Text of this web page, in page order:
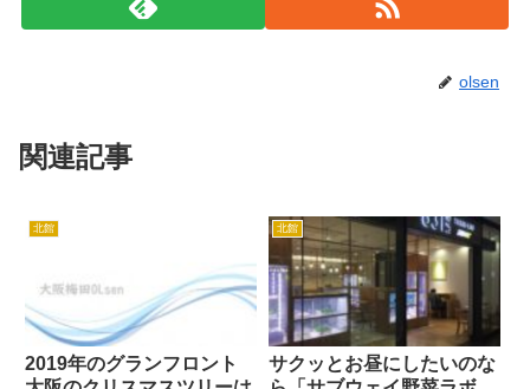
olsen
関連記事
北館
2019年のグランフロント
北館
サクッとお昼にしたいのな